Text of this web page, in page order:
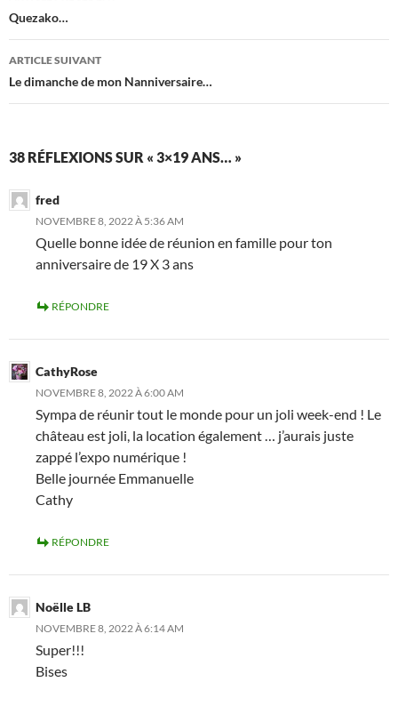
des
articles
Quezako…
ARTICLE SUIVANT
Le dimanche de mon Nanniversaire…
38 RÉFLEXIONS SUR « 3×19 ANS… »
fred
NOVEMBRE 8, 2022 À 5:36 AM
Quelle bonne idée de réunion en famille pour ton
anniversaire de 19 X 3 ans
RÉPONDRE
CathyRose
NOVEMBRE 8, 2022 À 6:00 AM
Sympa de réunir tout le monde pour un joli week-end ! Le
château est joli, la location également … j’aurais juste
zappé l’expo numérique !
Belle journée Emmanuelle
Cathy
RÉPONDRE
Noëlle LB
NOVEMBRE 8, 2022 À 6:14 AM
Super!!!
Bises